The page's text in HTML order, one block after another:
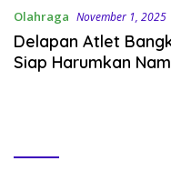
Olahraga November 1, 2025
Delapan Atlet
Siap Harumkan